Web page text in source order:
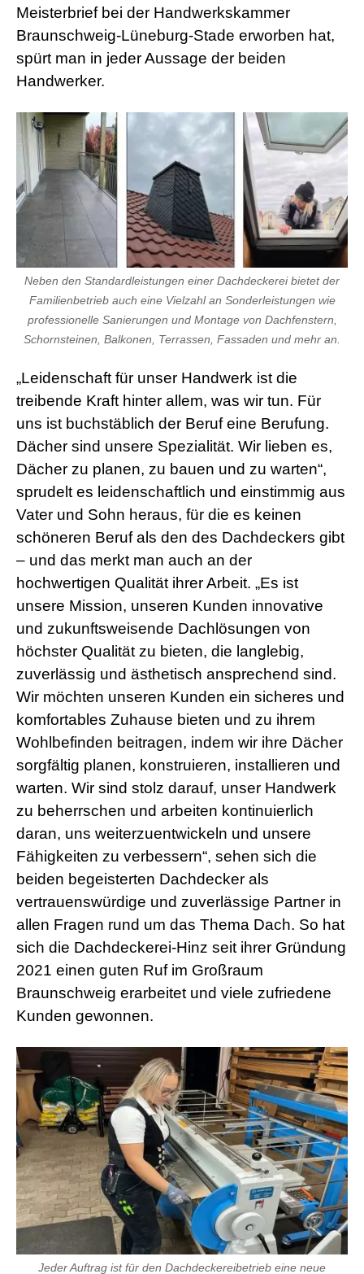
Meisterbrief bei der Handwerkskammer
Braunschweig-Lüneburg-Stade erworben hat,
spürt man in jeder Aussage der beiden
Handwerker.
Neben den Standardleistungen einer Dachdeckerei bietet der
Familienbetrieb auch eine Vielzahl an Sonderleistungen wie
professionelle Sanierungen und Montage von Dachfenstern,
Schornsteinen, Balkonen, Terrassen, Fassaden und mehr an.
„Leidenschaft für unser Handwerk ist die
treibende Kraft hinter allem, was wir tun. Für
uns ist buchstäblich der Beruf eine Berufung.
Dächer sind unsere Spezialität. Wir lieben es,
Dächer zu planen, zu bauen und zu warten“,
sprudelt es leidenschaftlich und einstimmig aus
Vater und Sohn heraus, für die es keinen
schöneren Beruf als den des Dachdeckers gibt
– und das merkt man auch an der
hochwertigen Qualität ihrer Arbeit. „Es ist
unsere Mission, unseren Kunden innovative
und zukunftsweisende Dachlösungen von
höchster Qualität zu bieten, die langlebig,
zuverlässig und ästhetisch ansprechend sind.
Wir möchten unseren Kunden ein sicheres und
komfortables Zuhause bieten und zu ihrem
Wohlbefinden beitragen, indem wir ihre Dächer
sorgfältig planen, konstruieren, installieren und
warten. Wir sind stolz darauf, unser Handwerk
zu beherrschen und arbeiten kontinuierlich
daran, uns weiterzuentwickeln und unsere
Fähigkeiten zu verbessern“, sehen sich die
beiden begeisterten Dachdecker als
vertrauenswürdige und zuverlässige Partner in
allen Fragen rund um das Thema Dach. So hat
sich die Dachdeckerei-Hinz seit ihrer Gründung
2021 einen guten Ruf im Großraum
Braunschweig erarbeitet und viele zufriedene
Kunden gewonnen.
Jeder Auftrag ist für den Dachdeckereibetrieb eine neue